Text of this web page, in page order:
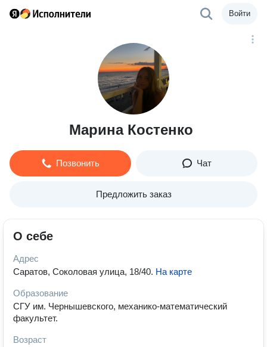
Войти
Марина Костенко
Позвонить Чат
Предложить заказ
О себе
Адрес
Саратов, Соколовая улица, 18/40. На карте
Образование
СГУ им. Чернышевского, механико-математический
факультет.
Возраст